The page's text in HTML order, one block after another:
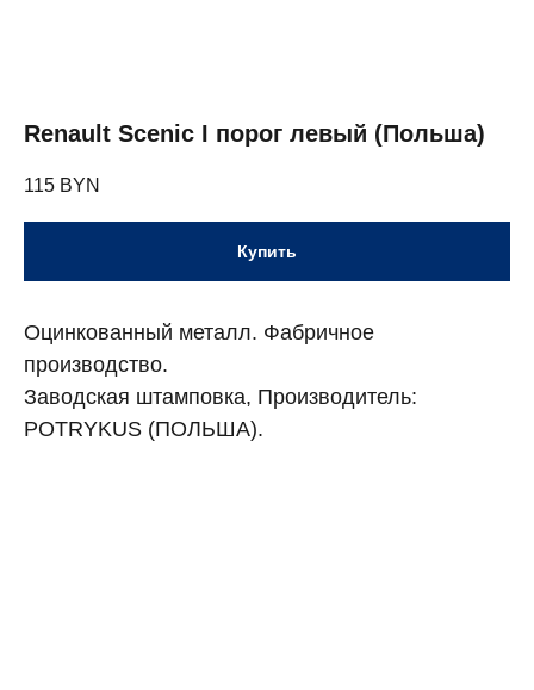
Renault Scenic I порог левый (Польша)
115 BYN
Купить
Оцинкованный металл. Фабричное
производство.
Заводская штамповка, Производитель:
POTRYKUS (ПОЛЬША).